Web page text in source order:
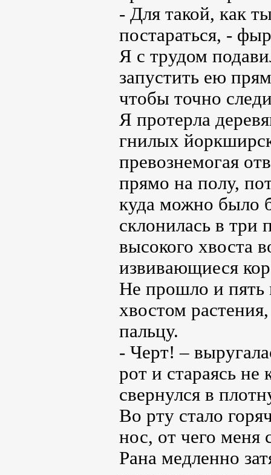
- Для такой, как
постараться, -
Я с трудом
запустить ею
чтобы точно
Я протерла
гнилых
превознемогая
прямо на полу,
куда можно было
склонилась в три
высокого хвоста
извивающиеся
Не прошло и пять
хвостом
пальцу.
- Черт! –
рот и стараясь не
свернулся в
Во рту стало
нос, от чего меня
Рана медленно